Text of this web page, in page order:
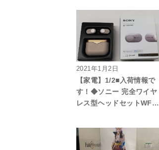
2021年1月2日
【家電】1/2■入荷情報で
す！◆ソニー 完全ワイヤ
レス型ヘッドセットWF…